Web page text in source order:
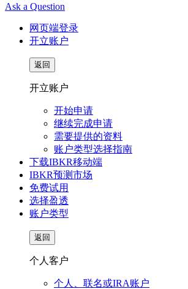
Ask a Question
网页端登录
开立账户
返回
开立账户
开始申请
继续完成申请
需要提供的资料
账户类型选择指南
下载IBKR移动端
IBKR预测市场
免费试用
选择盈透
账户类型
返回
个人客户
个人、联名或IRA账户